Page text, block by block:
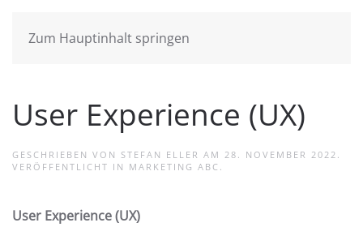
Zum Hauptinhalt springen
User Experience (UX)
GESCHRIEBEN VON STEFAN ELLER AM 28. NOVEMBER 2022 .
VERÖFFENTLICHT IN MARKETING ABC .
User Experience (UX)